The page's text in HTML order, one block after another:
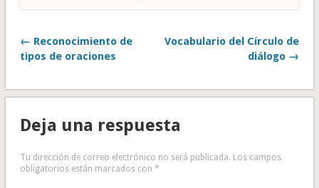
← Reconocimiento de
tipos de oraciones
Vocabulario del Círculo de
diálogo →
Deja una respuesta
Tu dirección de correo electrónico no será publicada. Los campos
obligatorios están marcados con *